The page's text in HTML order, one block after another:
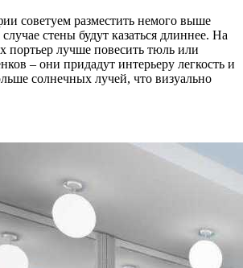
советуем разместить немого выше
стены будут казаться длиннее. На
портьер лучше повесить тюль или
– они придадут интерьеру легкость и
солнечных лучей, что визуально